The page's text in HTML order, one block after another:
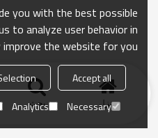
منزل بحث
you with the best possible
to analyze user behavior in
the website for you.
Accept all
Necessary
Analytics